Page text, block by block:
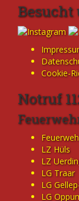
Besucht
Cookie-
Notruf
LZ Hüls
LZ
LG Traar
LG
LG